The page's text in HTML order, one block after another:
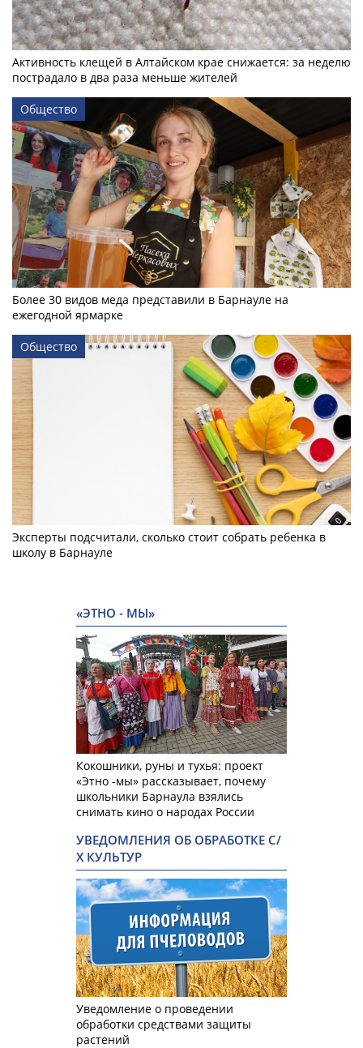
Активность клещей в Алтайском крае снижается: за неделю
пострадало в два раза меньше жителей
Общество
Более 30 видов меда представили в Барнауле на
ежегодной ярмарке
Общество
Эксперты подсчитали, сколько стоит собрать ребенка в
школу в Барнауле
«ЭТНО - МЫ»
Кокошники, руны и тухья: проект
«Этно -мы» рассказывает, почему
школьники Барнаула взялись
снимать кино о народах России
УВЕДОМЛЕНИЯ ОБ ОБРАБОТКЕ С/
Х КУЛЬТУР
Уведомление о проведении
обработки средствами защиты
растений